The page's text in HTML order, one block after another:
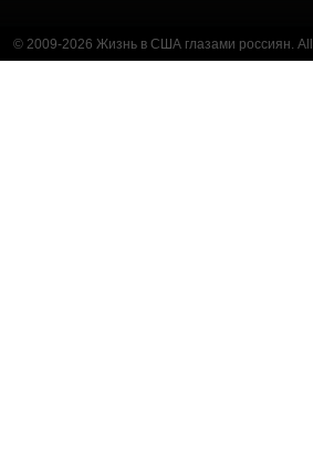
© 2009-2026 Жизнь в США глазами россиян.